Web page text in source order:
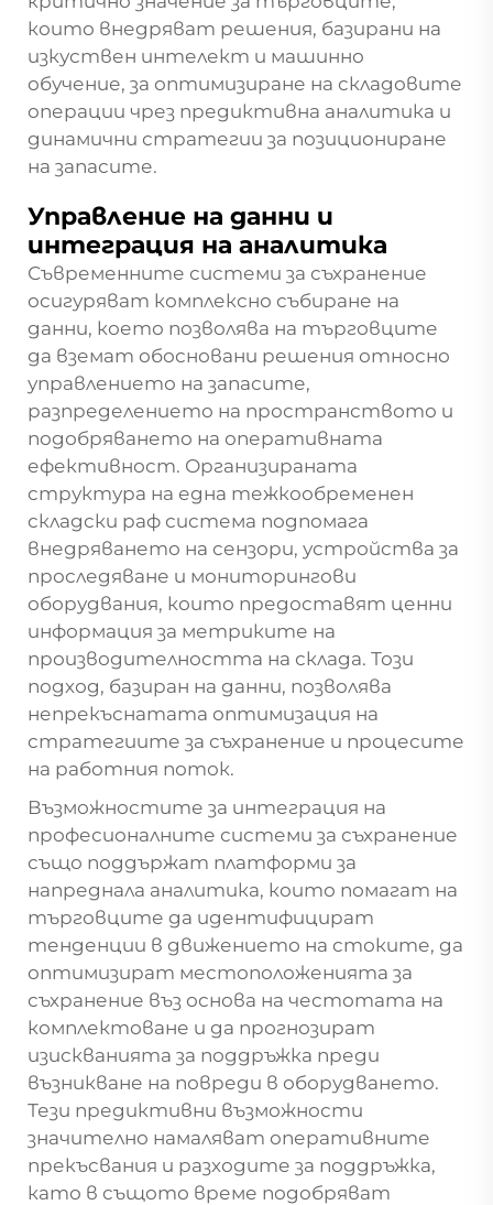
които внедряват решения, базирани на
изкуствен интелект и машинно
обучение, за оптимизиране на складовите
операции чрез предиктивна аналитика и
динамични стратегии за позициониране
на запасите.
Управление на данни и
интеграция на аналитика
Съвременните системи за съхранение
осигуряват комплексно събиране на
данни, което позволява на търговците
да вземат обосновани решения относно
управлението на запасите,
разпределението на пространството и
подобряването на оперативната
ефективност. Организираната
структура на една тежкообременен
складски раф система подпомага
внедряването на сензори, устройства за
проследяване и мониторингови
оборудвания, които предоставят ценни
информация за метриките на
производителността на склада. Този
подход, базиран на данни, позволява
непрекъснатата оптимизация на
стратегиите за съхранение и процесите
на работния поток.
Възможностите за интеграция на
професионалните системи за съхранение
също поддържат платформи за
напреднала аналитика, които помагат на
търговците да идентифицират
тенденции в движението на стоките, да
оптимизират местоположенията за
съхранение въз основа на честотата на
комплектоване и да прогнозират
изискванията за поддръжка преди
възникване на повреди в оборудването.
Тези предиктивни възможности
значително намаляват оперативните
прекъсвания и разходите за поддръжка,
като в същото време подобряват